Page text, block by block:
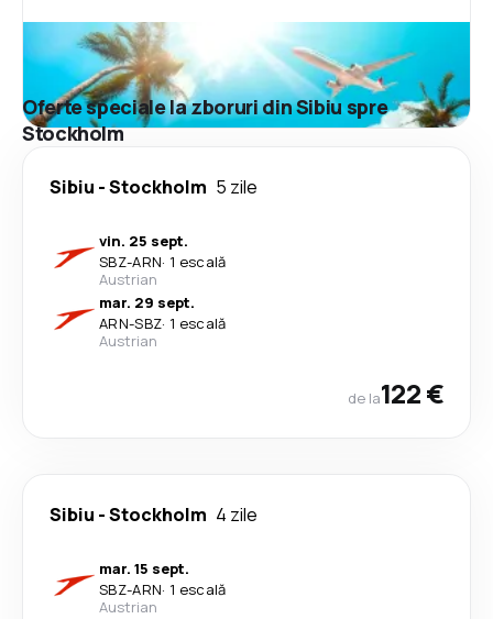
Oferte speciale la zboruri din Sibiu spre
Stockholm
Sibiu -Stockholm 5 zile
vin. 25 sept.
SBZ-ARN· 1 escală
Austrian
mar. 29 sept.
ARN-SBZ· 1 escală
Austrian
de la122 €
Sibiu -Stockholm 4 zile
mar. 15 sept.
SBZ-ARN· 1 escală
Austrian